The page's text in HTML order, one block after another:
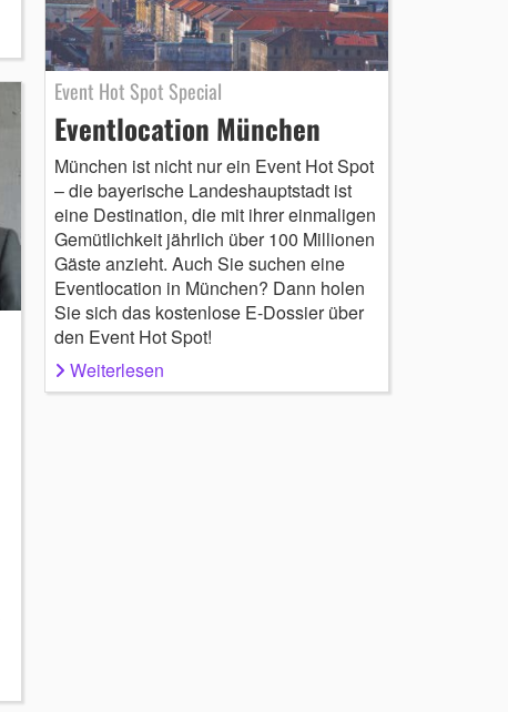
Event Hot Spot Special
Eventlocation München
München ist nicht nur ein Event Hot Spot
– die bayerische Landeshauptstadt ist
eine Destination, die mit ihrer einmaligen
Gemütlichkeit jährlich über 100 Millionen
Gäste anzieht. Auch Sie suchen eine
Eventlocation in München? Dann holen
Sie sich das kostenlose E-Dossier über
den Event Hot Spot!
Weiterlesen